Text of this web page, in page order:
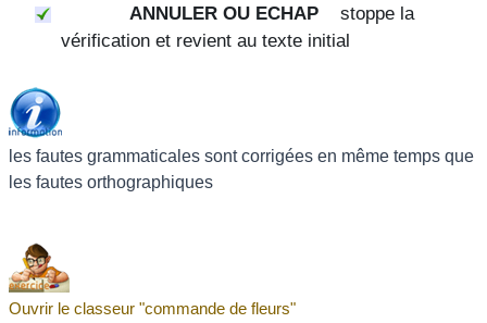
ANNULER OU ECHAP
stoppe la
vérification et revient au texte initial
les fautes grammaticales sont corrigées en même temps que
les fautes orthographiques
Ouvrir le classeur "commande de fleurs"